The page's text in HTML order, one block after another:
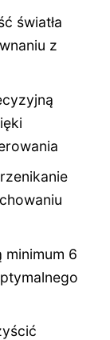
światła
z
minimum 6